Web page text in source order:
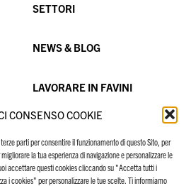
CONSENSO COOKIE
parti per consentire il funzionamento di questo Sito, per
la tua esperienza di navigazione e personalizzare le
accettare questi cookies cliccando su "Accetta tutti i
i cookies" per personalizzare le tue scelte. Ti informiamo
SETTORI
NEWS & BLOG
LAVORARE IN FAVINI